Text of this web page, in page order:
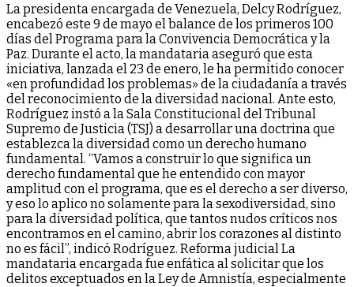
La presidenta encargada de Venezuela, Delcy Rodríguez,
encabezó este 9 de mayo el balance de los primeros 100
días del Programa para la Convivencia Democrática y la
Paz. Durante el acto, la mandataria aseguró que esta
iniciativa, lanzada el 23 de enero, le ha permitido conocer
«en profundidad los problemas» de la ciudadanía a través
del reconocimiento de la diversidad nacional. Ante esto,
Rodríguez instó a la Sala Constitucional del Tribunal
Supremo de Justicia (TSJ) a desarrollar una doctrina que
establezca la diversidad como un derecho humano
fundamental. “Vamos a construir lo que significa un
derecho fundamental que he entendido con mayor
amplitud con el programa, que es el derecho a ser diverso,
y eso lo aplico no solamente para la sexodiversidad, sino
para la diversidad política, que tantos nudos críticos nos
encontramos en el camino, abrir los corazones al distinto
no es fácil”, indicó Rodríguez. Reforma judicial La
mandataria encargada fue enfática al solicitar que los
delitos exceptuados en la Ley de Amnistía, especialmente